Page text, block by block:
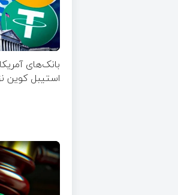
بانک‌های
استیبل کوین